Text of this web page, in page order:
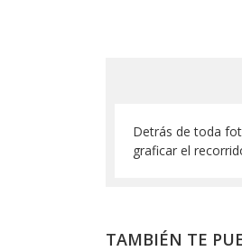
Detrás de toda
graficar el
TAMBIÉN TE